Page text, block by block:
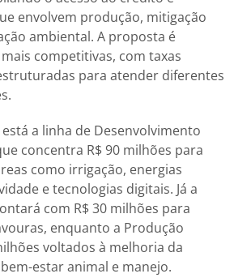
envolvem produção, mitigação
ambiental. A proposta é
competitivas, com taxas
para atender diferentes
a linha de Desenvolvimento
concentra R$ 90 milhões para
como irrigação, energias
e tecnologias digitais. Já a
com R$ 30 milhões para
enquanto a Produção
voltados à melhoria da
estar animal e manejo.